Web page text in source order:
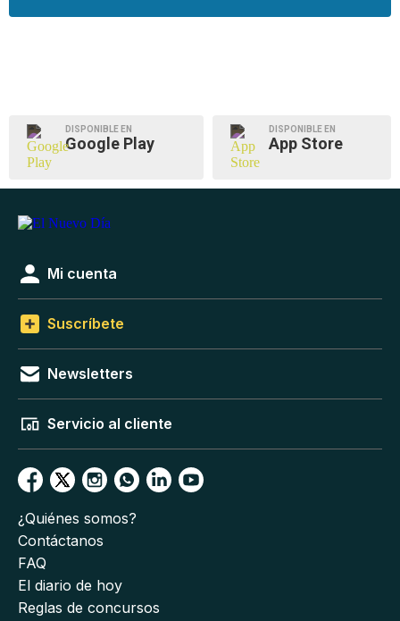
DISPONIBLE EN
Google Play
DISPONIBLE EN
App Store
Mi cuenta
Suscríbete
Newsletters
Servicio al cliente
¿Quiénes somos?
Contáctanos
FAQ
El diario de hoy
Reglas de concursos